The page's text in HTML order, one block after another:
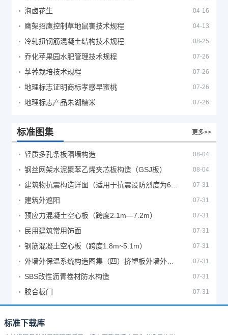
泡卤花生 04-16
鹰架招鹰控制草地鼠害技术规程 04-13
冷轧扭钢筋混凝土结构技术规程 08-25
乔化苹果园水肥管理技术规程 07-26
莩荠栽培技术规程 07-26
地理标志证明商标孝感早蜜桃 07-26
地理标志产品朱湖糯米 07-26
标准图集 更多>>
轻质多孔条板隔墙构造 08-04
钢丝网架水泥聚苯乙烯夹芯板构造（GSJ板） 08-04
07-31
建筑外遮阳 07-31
预应力混凝土空心板（跨度2.1m—7.2m） 07-31
民用建筑常用饰面 07-31
钢筋混凝土空心板（跨度1.8m~5.1m） 07-31
07-31
SBS改性沥青卷材防水构造 07-31
胶合板门 07-31
标准下载库